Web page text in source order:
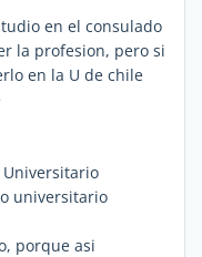
en el consulado
la profesion, pero si
en la U de chile
Universitario
universitario
porque asi